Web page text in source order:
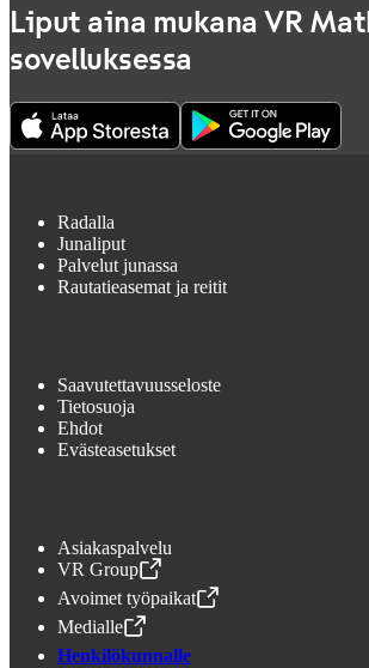
Liput aina mukana VR
sovelluksessa
Radalla
Junaliput
Palvelut junassa
Rautatieasemat ja reitit
Saavutettavuusseloste
Tietosuoja
Ehdot
Evästeasetukset
Asiakaspalvelu
VR Group
,Avataan uudessa välilehdessä
Avoimet työpaikat
,Avataan uudessa välilehdessä
Medialle
,Avataan uudessa välilehdessä
Henkilökunnalle